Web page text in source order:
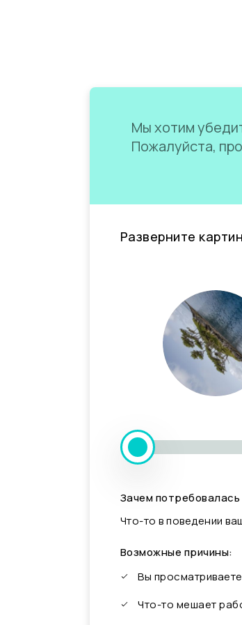
Мы хотим
Пожалуйста,
Разверните
Зачем
Что-то в поведении
Возможные причины:
Вы
Что-то мешает